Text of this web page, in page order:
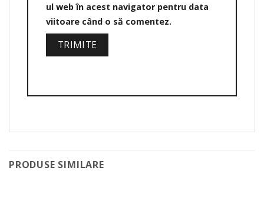
ul web în acest navigator pentru data
viitoare când o să comentez.
PRODUSE SIMILARE